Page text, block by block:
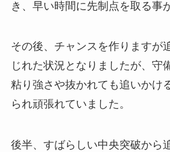
き、早い時間に先制点を取る事
その後、チャンスを作りますが
じれた状況となりましたが、守
粘り強さや抜かれても追いかけ
られ頑張れていました。
後半、すばらしい中央突破から